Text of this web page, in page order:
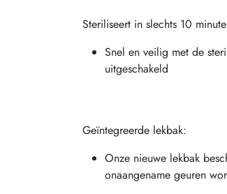
Steriliseert in slechts 10
Snel en veilig met de
uitgeschakeld
Geïntegreerde lekbak:
Onze nieuwe lekbak
onaangename geuren